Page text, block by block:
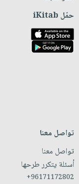
حمّل iKitab
تواصل معنا
تواصل معنا
أسئلة يتكرر طرحها
+96171172802